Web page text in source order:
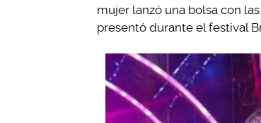
mujer lanzó una bolsa con
presentó durante el festival